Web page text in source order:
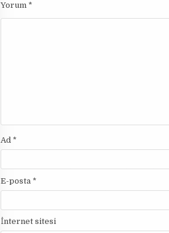
Yorum *
Ad *
E-posta *
İnternet sitesi